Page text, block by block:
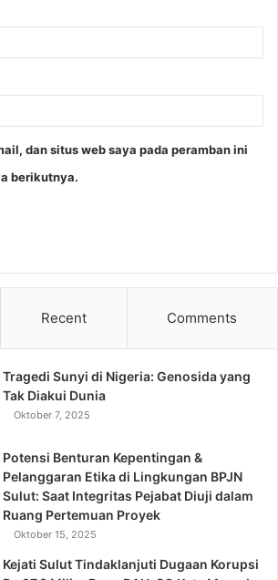
dan situs web saya pada peramban ini
berikutnya.
Recent Comments
Tragedi Sunyi di Nigeria: Genosida yang
Tak Diakui Dunia
Oktober 7, 2025
Potensi Benturan Kepentingan &
Pelanggaran Etika di Lingkungan BPJN
Sulut: Saat Integritas Pejabat Diuji dalam
Ruang Pertemuan Proyek
Oktober 15, 2025
Kejati Sulut Tindaklanjuti Dugaan Korupsi